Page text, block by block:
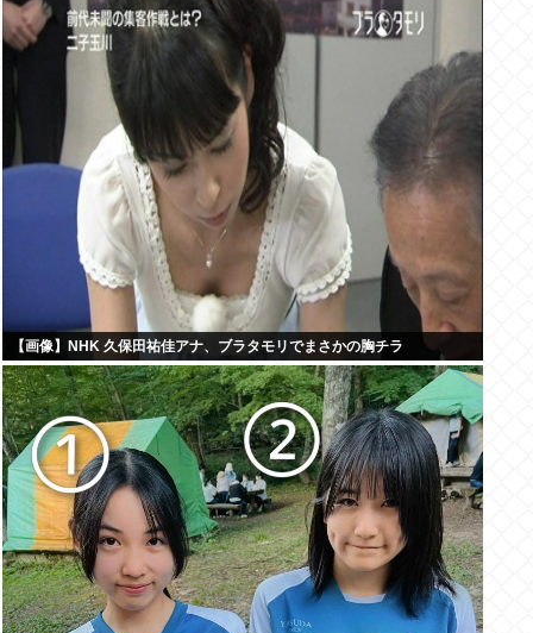
【画像】NHK 久保田祐佳アナ、ブラタモリでまさかの胸チラ